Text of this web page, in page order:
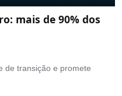
mais de 90% dos
de transição e promete